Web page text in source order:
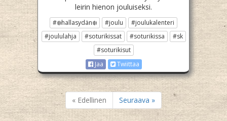
leirin hienon jouluiseksi.
#❄️hallasydän❄️ #joulu
#joulukalenteri
#joululahja
#soturikissat #soturikissa
#sk
#soturikisut
Jaa
Twiittaa
« Edellinen Seuraava »